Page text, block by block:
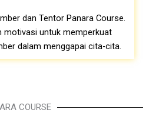
dan Tentor Panara Course.
motivasi untuk memperkuat
dalam menggapai cita-cita.
COURSE